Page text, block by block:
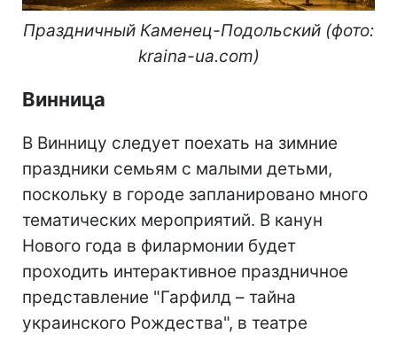
Праздничный Каменец-Подольский (фото:
kraina-ua.com)
Винница
В Винницу следует поехать на зимние
праздники семьям с малыми детьми,
поскольку в городе запланировано много
тематических мероприятий. В канун
Нового года в филармонии будет
проходить интерактивное праздничное
представление "Гарфилд – тайна
украинского Рождества", в театре